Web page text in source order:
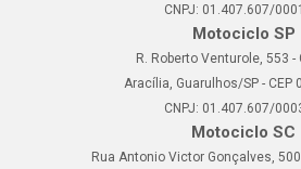
CNPJ: 01.407.607/
Motociclo SP
R. Roberto Venturole, 553 -
Aracília, Guarulhos/SP - CEP
CNPJ: 01.407.607/
Motociclo SC
Rua Antonio Victor Gonçalves,